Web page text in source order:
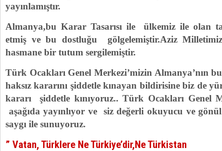
yayınlamıştır.
Almanya,bu Karar Tasarısı ile ülkemiz ile olan
etmiş ve bu dostluğu gölgelemiştir.Aziz
hasmane bir tutum sergilemiştir.
Türk Ocakları Genel Merkezi’mizin Almanya’nın
haksız kararını şiddetle kınayan bildirisine biz de
kararı şiddetle kınıyoruz.. Türk Ocakları Genel
aşağıda yayınlıyor ve siz değerli okuyucu ve
saygı ile sunuyoruz.
” Vatan, Türklere Ne Türkiye’dir,Ne Türkistan